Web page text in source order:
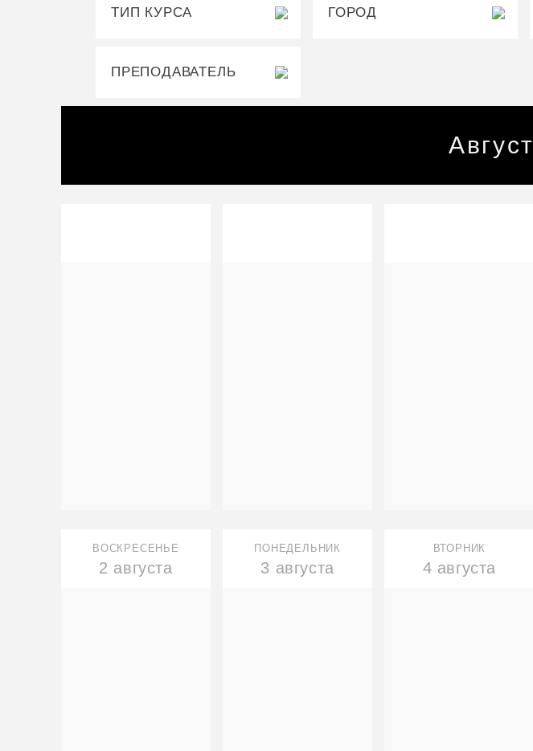
ТИП КУРСА ГОРОД
ПРЕПОДАВАТЕЛЬ
Август
ВОСКРЕСЕНЬЕ
2 августа
ПОНЕДЕЛЬНИК
3 августа
ВТОРНИК
4 августа